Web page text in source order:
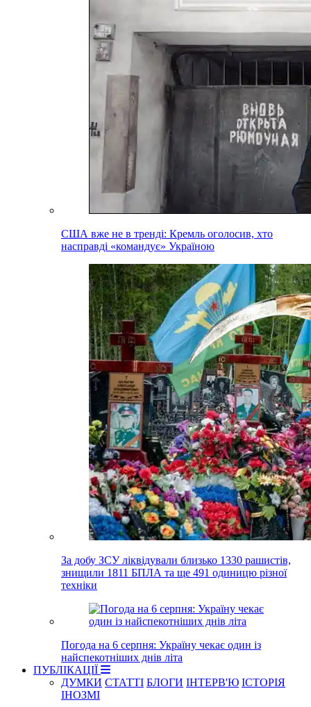
США вже не в тренді: Кремль оголосив, хто
насправді «командує» Україною
За добу ЗСУ ліквідували близько 1330 рашистів,
знищили 1811 БПЛА та ще 491 одиницю різної
техніки
Погода на 6 серпня: Україну чекає один із
найспекотніших днів літа
ПУБЛІКАЦІЇ
ДУМКИ СТАТТІ БЛОГИ ІНТЕРВ'Ю ІСТОРІЯ
ІНОЗМІ